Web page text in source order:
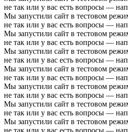
не так или у вас есть вопросы —
Мы запустили сайт в тестовом
не так или у вас есть вопросы —
Мы запустили сайт в тестовом
не так или у вас есть вопросы —
Мы запустили сайт в тестовом
не так или у вас есть вопросы —
Мы запустили сайт в тестовом
не так или у вас есть вопросы —
Мы запустили сайт в тестовом
не так или у вас есть вопросы —
Мы запустили сайт в тестовом
не так или у вас есть вопросы —
Мы запустили сайт в тестовом
не так или у вас есть вопросы —